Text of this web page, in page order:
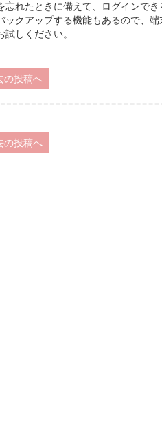
忘れたときに備えて、ログインで
ックアップする機能もあるので、
試しください。
の投稿へ
の投稿へ